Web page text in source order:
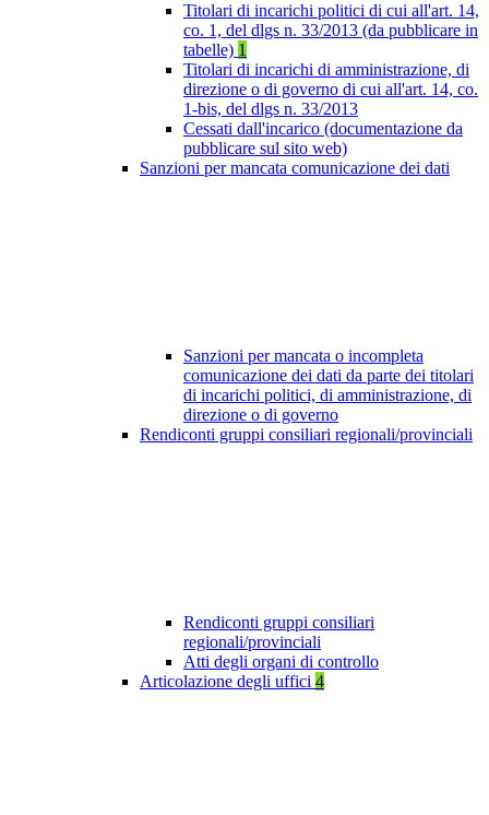
Titolari di incarichi politici di cui all'art. 14,
co. 1, del dlgs n. 33/2013 (da pubblicare in
tabelle) 1
Titolari di incarichi di amministrazione, di
direzione o di governo di cui all'art. 14, co.
1-bis, del dlgs n. 33/2013
Cessati dall'incarico (documentazione da
pubblicare sul sito web)
Sanzioni per mancata comunicazione dei dati
Sanzioni per mancata o incompleta
comunicazione dei dati da parte dei titolari
di incarichi politici, di amministrazione, di
direzione o di governo
Rendiconti gruppi consiliari regionali/provinciali
Rendiconti gruppi consiliari
regionali/provinciali
Atti degli organi di controllo
Articolazione degli uffici 4